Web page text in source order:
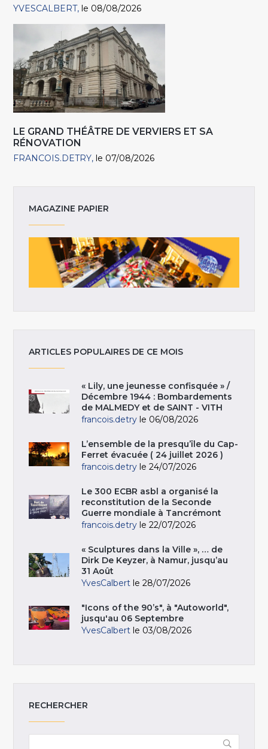
YVESCALBERT le 08/08/2026
LE GRAND THÉÂTRE DE VERVIERS ET SA
RÉNOVATION
FRANCOIS.DETRY le 07/08/2026
MAGAZINE PAPIER
ARTICLES POPULAIRES DE CE MOIS
« Lily, une jeunesse confisquée » /
Décembre 1944 : Bombardements
de MALMEDY et de SAINT - VITH
francois.detry le 06/08/2026
L’ensemble de la presqu’île du Cap-
Ferret évacuée ( 24 juillet 2026 )
francois.detry le 24/07/2026
Le 300 ECBR asbl a organisé la
reconstitution de la Seconde
Guerre mondiale à Tancrémont
francois.detry le 22/07/2026
« Sculptures dans la Ville », … de
Dirk De Keyzer, à Namur, jusqu’au
31 Août
YvesCalbert le 28/07/2026
"Icons of the 90’s", à "Autoworld",
jusqu'au 06 Septembre
YvesCalbert le 03/08/2026
RECHERCHER